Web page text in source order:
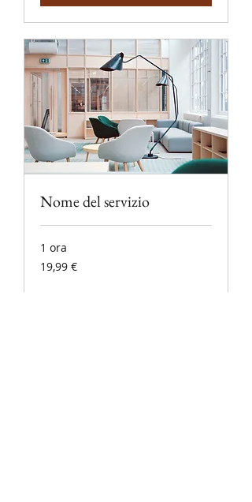
Nome del servizio
1 ora
19,99
euro
19,99 €